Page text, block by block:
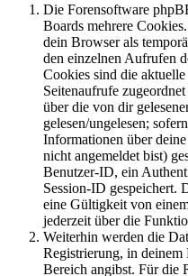
Die Forensoftware
Boards mehrere
dein Browser als
den einzelnen Aufrufen
Cookies sind die
Seitenaufrufe
über die von dir
gelesen/ungelesen;
Informationen über
nicht angemeldet bist)
Benutzer-ID, ein
Session-ID gespeichert.
eine Gültigkeit von
jederzeit über die
Weiterhin werden die
Registrierung, in
Bereich angibst. Für die